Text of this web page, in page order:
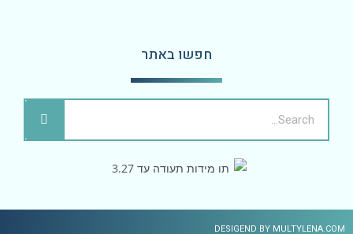
חפשו באתר
DESIGEND BY MULTYLENA.COM